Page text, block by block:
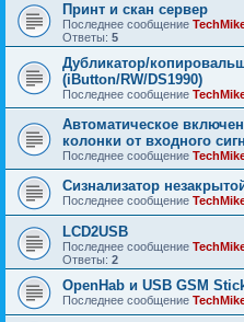
Принт и скан сервер
Последнее сообщение
Ответы: 5
Дубликатор/
(iButton/RW/DS1990)
Последнее сообщение
Автоматическое
колонки от входного
Последнее сообщение
Сизнализатор
Последнее сообщение
LCD2USB
Последнее сообщение
Ответы: 2
OpenHab и USB GSM
Последнее сообщение